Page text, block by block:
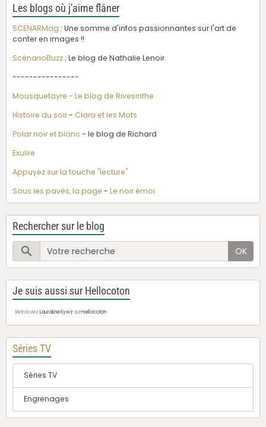
Les blogs où j'aime flâner
SCENARMag : Une somme d'infos passionnantes sur l'art de
conter en images !!
ScénarioBuzz : Le blog de Nathalie Lenoir
----------------
Mousquetayre - Le blog de Rivesinthe
Histoire du soir- Clara et les Mots
Polar noir et blanc - le blog de Richard
Exulire
Appuyez sur la touche "lecture"
Sous les pavés, la page - Le noir émoi
Rechercher sur le blog
OK
Je suis aussi sur Hellocoton
Retrouvez LauralineXywz surHellocoton
Séries TV
Séries TV
Engrenages